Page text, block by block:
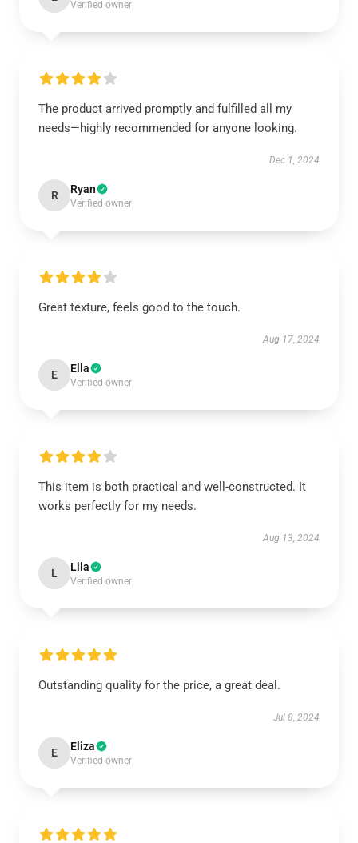
Verified owner
The product arrived promptly and fulfilled all my
needs—highly recommended for anyone looking.
Dec 1, 2024
R Ryan
Verified owner
Great texture, feels good to the touch.
Aug 17, 2024
E Ella
Verified owner
This item is both practical and well-constructed. It
works perfectly for my needs.
Aug 13, 2024
L Lila
Verified owner
Outstanding quality for the price, a great deal.
Jul 8, 2024
E Eliza
Verified owner